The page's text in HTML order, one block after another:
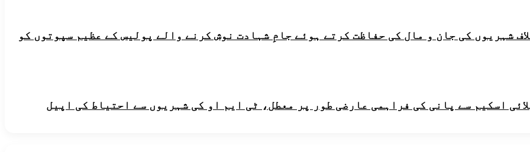
شہریوں کی جان و مال کی حفاظت کرتے ہوئے جامِ شہادت نوش کرنے والے پولیس کے عظیم سپوتوں کو
اسکیم سے پانی کی فراہمی عارضی طور پر معطل، ٹی ایم او کی شہریوں سے احتیاط کی اپیل